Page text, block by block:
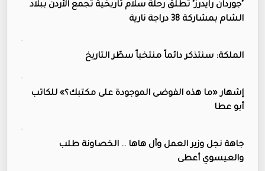
"جوردان رايدرز" تطلق رحلة سلام تاريخية تجمع الأردن ببلاد
الشام بمشاركة 38 دراجة نارية
الملكة: سنتذكر دائماً منتخباً سطّر التاريخ
إشهار «ما هذه الفوضى الموجودة على مكتبك؟» للكاتب
أبو عطا
جاهة نجل وزير العمل وآل هاها .. الخصاونة طلب
والعيسوي أعطى